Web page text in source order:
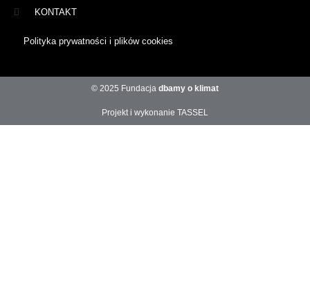
KONTAKT
Polityka prywatności i plików cookies
© 2025 Fundacja dbamy o klimat
Projekt i wykonanie TASSEL